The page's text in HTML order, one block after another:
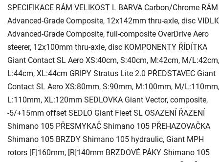
SPECIFIKACE RÁM VELIKOST L BARVA Carbon/Chrome RÁM
Advanced-Grade Composite, 12x142mm thru-axle, disc
Advanced-Grade Composite, full-composite OverDrive Aero
steerer, 12x100mm thru-axle, disc KOMPONENTY ŘÍDÍTKA
Giant Contact SL Aero XS:40cm, S:40cm, M:42cm, M/L:42cm,
L:44cm, XL:44cm GRIPY Stratus Lite 2.0 PŘEDSTAVEC Giant
Contact SL Aero XS:80mm, S:90mm, M:100mm, M/L:110mm,
L:110mm, XL:120mm SEDLOVKA Giant Vector, composite,
-5/+15mm offset SEDLO Giant Fleet SL OSAZENÍ ŘAZENÍ
Shimano 105 PŘESMYKAČ Shimano 105 PŘEHAZOVAČKA
Shimano 105 BRZDY Shimano 105 hydraulic, Giant MPH
rotors [F]160mm, [R]140mm BRZDOVÉ PÁKY Shimano 105